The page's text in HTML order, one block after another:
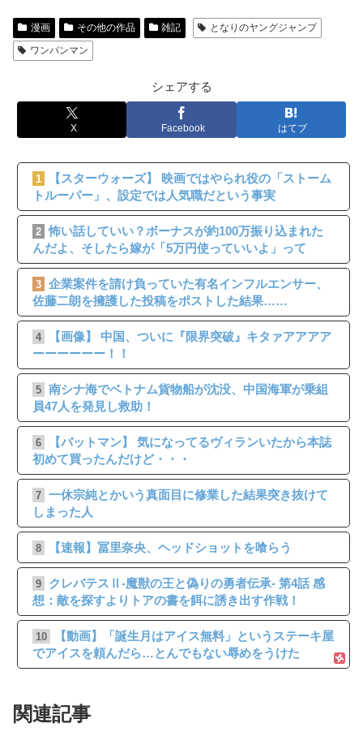
漫画 その他の作品 雑記
となりのヤングジャンプ
ワンパンマン
シェアする
X Facebook はてブ
1
【スターウォーズ】 映画ではやられ役の「ストーム
トルーパー」、設定では人気職だという事実
2 怖い話していい？ボーナスが約100万振り込まれた
んだよ、そしたら嫁が「5万円使っていいよ」って
3 企業案件を請け負っていた有名インフルエンサー、
佐藤二朗を擁護した投稿をポストした結果……
4
【画像】 中国、ついに『限界突破』キタァアアアア
ーーーーーー！！
5 南シナ海でベトナム貨物船が沈没、中国海軍が乗組
員47人を発見し救助！
6
【バットマン】 気になってるヴィランいたから本誌
初めて買ったんだけど・・・
7 一休宗純とかいう真面目に修業した結果突き抜けて
しまった人
8 【速報】冨里奈央、ヘッドショットを喰らう
9
クレバテスⅡ-魔獣の王と偽りの勇者伝承- 第4話 感
想：敵を探すよりトアの書を餌に誘き出す作戦！
10
【動画】「誕生月はアイス無料」というステーキ屋
でアイスを頼んだら…とんでもない辱めをうけた
関連記事